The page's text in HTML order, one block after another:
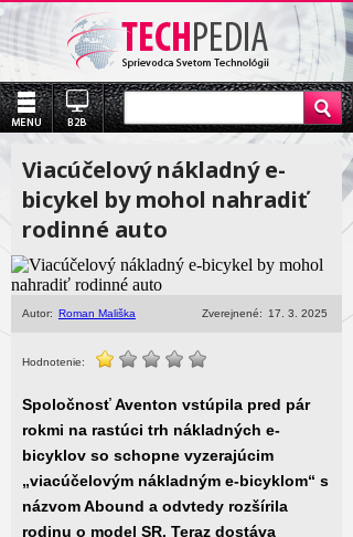
Viacúčelový nákladný e-
bicykel by mohol nahradiť
rodinné auto
Autor: Roman Mališka Zverejnené: 17. 3. 2025
Hodnotenie:
Spoločnosť Aventon vstúpila pred pár
rokmi na rastúci trh nákladných e-
bicyklov so schopne vyzerajúcim
„viacúčelovým nákladným e-bicyklom“ s
názvom Abound a odvtedy rozšírila
rodinu o model SR. Teraz dostáva